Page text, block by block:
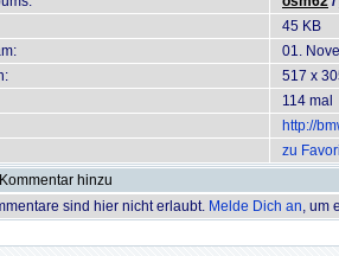
45 KB
01.
517 x
114 mal
http://
zu
hinzu
sind hier nicht erlaubt. Melde Dich an, um